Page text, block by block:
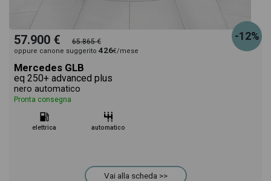
-12%
57.900 € 65.865 €
oppure canone suggerito 426€/mese
Mercedes GLB
eq 250+ advanced plus
nero automatico
Pronta consegna
elettrica automatico
Vai alla scheda >>